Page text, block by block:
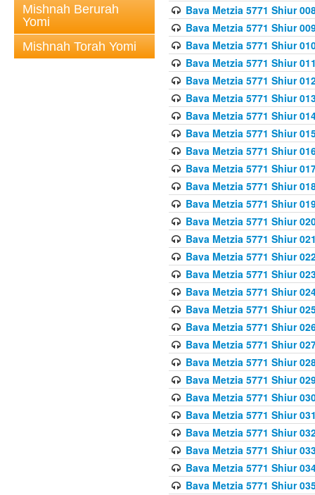
Mishnah Berurah
Yomi
Mishnah Torah Yomi
Bava Metzia 5771 Shiur
Bava Metzia 5771 Shiur
Bava Metzia 5771 Shiur
Bava Metzia 5771 Shiur
Bava Metzia 5771 Shiur
Bava Metzia 5771 Shiur
Bava Metzia 5771 Shiur
Bava Metzia 5771 Shiur
Bava Metzia 5771 Shiur
Bava Metzia 5771 Shiur
Bava Metzia 5771 Shiur
Bava Metzia 5771 Shiur
Bava Metzia 5771 Shiur
Bava Metzia 5771 Shiur
Bava Metzia 5771 Shiur
Bava Metzia 5771 Shiur
Bava Metzia 5771 Shiur
Bava Metzia 5771 Shiur
Bava Metzia 5771 Shiur
Bava Metzia 5771 Shiur
Bava Metzia 5771 Shiur
Bava Metzia 5771 Shiur
Bava Metzia 5771 Shiur
Bava Metzia 5771 Shiur
Bava Metzia 5771 Shiur
Bava Metzia 5771 Shiur
Bava Metzia 5771 Shiur
Bava Metzia 5771 Shiur